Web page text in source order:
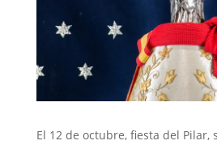
El 12 de octubre, fiesta del Pilar,